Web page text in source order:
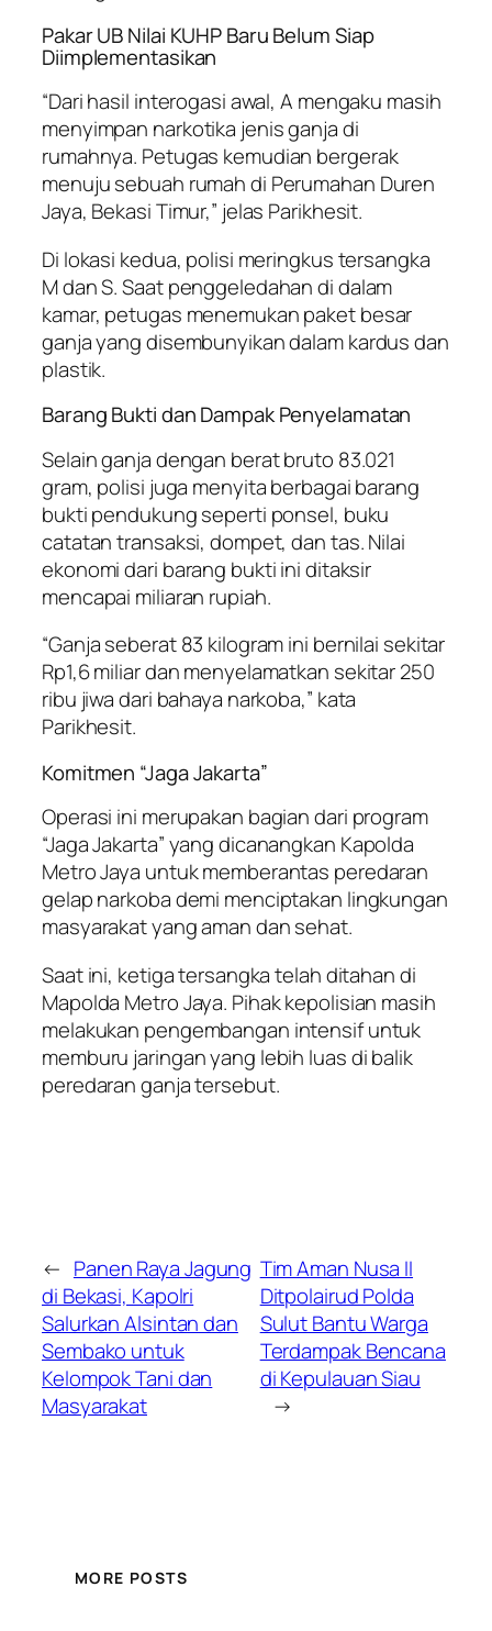
Pakar UB Nilai KUHP Baru Belum Siap
Diimplementasikan
“Dari hasil interogasi awal, A mengaku masih
menyimpan narkotika jenis ganja di
rumahnya. Petugas kemudian bergerak
menuju sebuah rumah di Perumahan Duren
Jaya, Bekasi Timur,” jelas Parikhesit.
Di lokasi kedua, polisi meringkus tersangka
M dan S. Saat penggeledahan di dalam
kamar, petugas menemukan paket besar
ganja yang disembunyikan dalam kardus dan
plastik.
Barang Bukti dan Dampak Penyelamatan
Selain ganja dengan berat bruto 83.021
gram, polisi juga menyita berbagai barang
bukti pendukung seperti ponsel, buku
catatan transaksi, dompet, dan tas. Nilai
ekonomi dari barang bukti ini ditaksir
mencapai miliaran rupiah.
“Ganja seberat 83 kilogram ini bernilai sekitar
Rp1,6 miliar dan menyelamatkan sekitar 250
ribu jiwa dari bahaya narkoba,” kata
Parikhesit.
Komitmen “Jaga Jakarta”
Operasi ini merupakan bagian dari program
“Jaga Jakarta” yang dicanangkan Kapolda
Metro Jaya untuk memberantas peredaran
gelap narkoba demi menciptakan lingkungan
masyarakat yang aman dan sehat.
Saat ini, ketiga tersangka telah ditahan di
Mapolda Metro Jaya. Pihak kepolisian masih
melakukan pengembangan intensif untuk
memburu jaringan yang lebih luas di balik
peredaran ganja tersebut.
← Panen Raya Jagung
di Bekasi, Kapolri
Salurkan Alsintan dan
Sembako untuk
Kelompok Tani dan
Masyarakat
Tim Aman Nusa II
Ditpolairud Polda
Sulut Bantu Warga
Terdampak Bencana
di Kepulauan Siau
→
MORE POSTS